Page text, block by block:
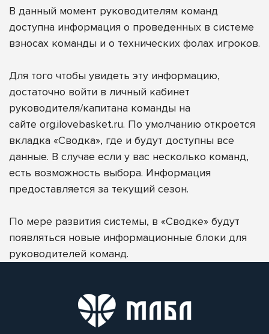
В данный момент руководителям команд
доступна информация о проведенных в системе
взносах команды и о технических фолах игроков.
Для того чтобы увидеть эту информацию,
достаточно войти в личный кабинет
руководителя/капитана команды на
сайте org.ilovebasket.ru. По умолчанию откроется
вкладка «Сводка», где и будут доступны все
данные. В случае если у вас несколько команд,
есть возможность выбора. Информация
предоставляется за текущий сезон.
По мере развития системы, в «Сводке» будут
появляться новые информационные блоки для
руководителей команд.